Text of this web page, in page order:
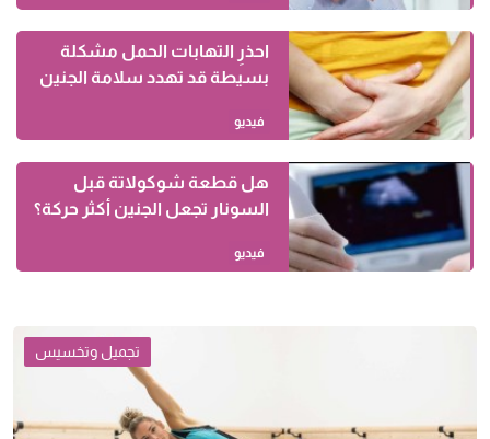
احذرِ التهابات الحمل مشكلة
بسيطة قد تهدد سلامة الجنين
فيديو
هل قطعة شوكولاتة قبل
السونار تجعل الجنين أكثر حركة؟
فيديو
تجميل وتخسيس